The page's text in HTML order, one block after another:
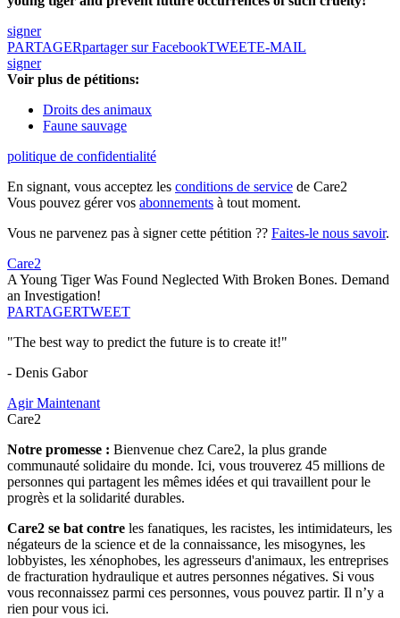
signer
PARTAGERpartager sur FacebookTWEETE-MAIL
signer
Voir plus de pétitions:
Droits des animaux
Faune sauvage
politique de confidentialité
En signant, vous acceptez les conditions de service de Care2
Vous pouvez gérer vos abonnements à tout moment.
Vous ne parvenez pas à signer cette pétition ?? Faites-le nous savoir.
Care2
A Young Tiger Was Found Neglected With Broken Bones. Demand
an Investigation!
PARTAGERTWEET
"The best way to predict the future is to create it!"
- Denis Gabor
Agir Maintenant
Care2
Notre promesse : Bienvenue chez Care2, la plus grande
communauté solidaire du monde. Ici, vous trouverez 45 millions de
personnes qui partagent les mêmes idées et qui travaillent pour le
progrès et la solidarité durables.
Care2 se bat contre les fanatiques, les racistes, les intimidateurs, les
négateurs de la science et de la connaissance, les misogynes, les
lobbyistes, les xénophobes, les agresseurs d'animaux, les entreprises
de fracturation hydraulique et autres personnes négatives. Si vous
vous reconnaissez parmi ces personnes, vous pouvez partir. Il n’y a
rien pour vous ici.